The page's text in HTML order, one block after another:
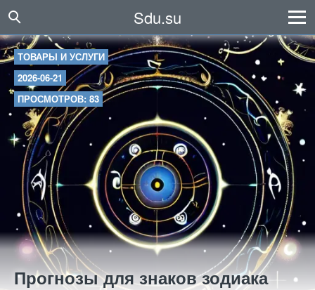
Sdu.su
ТОВАРЫ И УСЛУГИ
2026-06-21
ПРОСМОТРОВ: 83
Прогнозы для знаков зодиака